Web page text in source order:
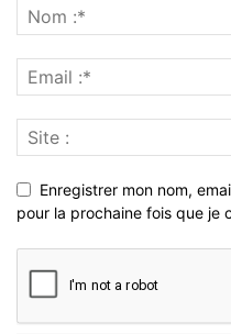
Enregistrer mon nom,
pour la prochaine fois que je